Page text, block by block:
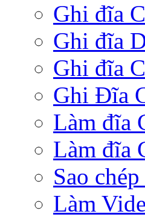
Ghi đĩa
Ghi đĩa
Ghi đĩa
Ghi Đĩa
Làm đĩa
Làm đĩa
Sao
Làm